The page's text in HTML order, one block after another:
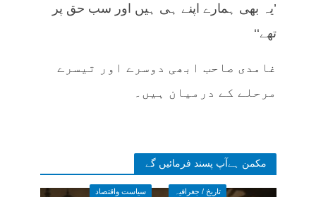
’یہ بھی ہمارے اپنے ہی ہیں اور سب حق پر
تھے‘‘
غامدی صاحب ابھی دوسرے اور تیسرے
مرحلے کے درمیان ہیں۔
مکمن ہےآپ پسند فرمائیں گے
تاریخ / جغرافیہ
سیاست واقتصاد